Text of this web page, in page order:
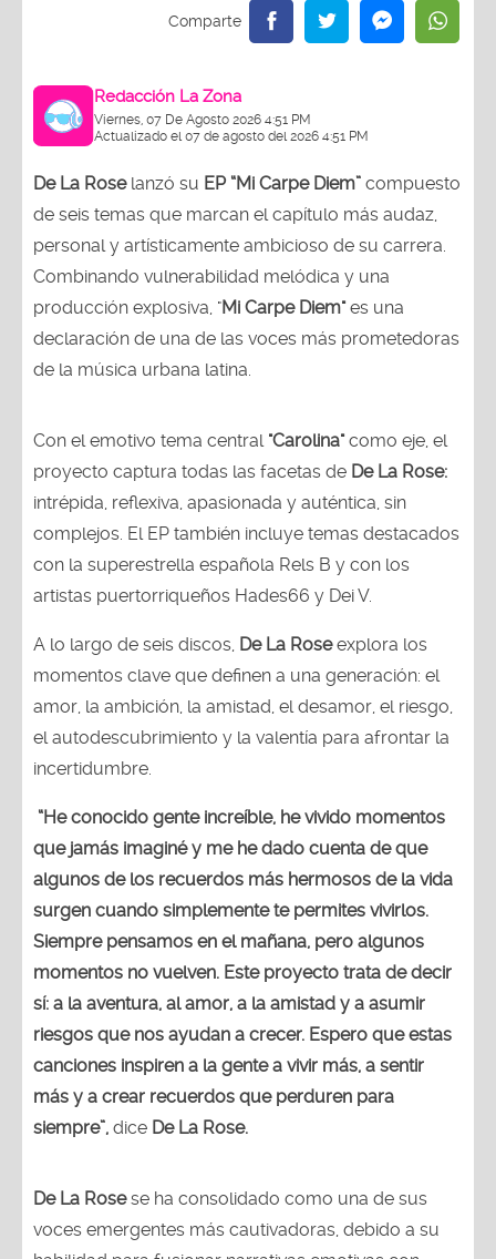
Redacción La Zona
Viernes, 07 De Agosto 2026 4:51 PM
Actualizado el 07 de agosto del 2026 4:51 PM
De La Rose lanzó su EP “Mi Carpe Diem” compuesto
de seis temas que marcan el capítulo más audaz,
personal y artísticamente ambicioso de su carrera.
Combinando vulnerabilidad melódica y una
producción explosiva, "Mi Carpe Diem"es una
declaración de una de las voces más prometedoras
de la música urbana latina.
Con el emotivo tema central "Carolina"como eje, el
proyecto captura todas las facetas de De La Rose:
intrépida, reflexiva, apasionada y auténtica, sin
complejos. El EP también incluye temas destacados
con la superestrella española Rels B y con los
artistas puertorriqueños Hades66 y Dei V.
A lo largo de seis discos, De La Roseexplora los
momentos clave que definen a una generación: el
amor, la ambición, la amistad, el desamor, el riesgo,
el autodescubrimiento y la valentía para afrontar la
incertidumbre.
“He conocido gente increíble, he vivido momentos
que jamás imaginé y me he dado cuenta de que
algunos de los recuerdos más hermosos de la vida
surgen cuando simplemente te permites vivirlos.
Siempre pensamos en el mañana, pero algunos
momentos no vuelven. Este proyecto trata de decir
sí: a la aventura, al amor, a la amistad y a asumir
riesgos que nos ayudan a crecer. Espero que estas
canciones inspiren a la gente a vivir más, a sentir
más y a crear recuerdos que perduren para
siempre”, dice De La Rose.
De La Rosese ha consolidado como una de sus
voces emergentes más cautivadoras, debido a su